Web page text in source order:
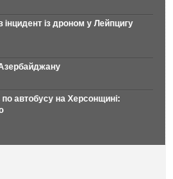
із дроном у Лейпцигу
автобусу на Херсонщині: